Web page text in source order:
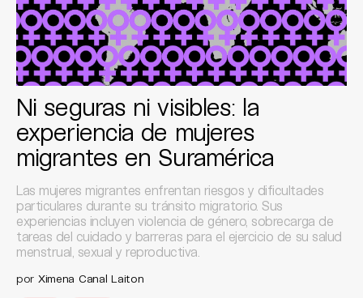
Ni seguras ni visibles: la
experiencia de mujeres
migrantes en Suramérica
Las mujeres migrantes enfrentan riesgos y dificultades
particulares durante su tránsito migratorio. Sus
experiencias incluyen violencia de género, sobrecarga de
tareas del cuidado y barreras para el ejercicio de su salud
menstrual, sexual y reproductiva.
por Ximena Canal Laiton